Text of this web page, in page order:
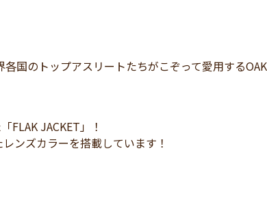
のトップアスリートたちがこぞって愛用する
FLAK JACKET」！
ンズカラーを搭載しています！